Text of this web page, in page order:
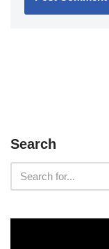
Search